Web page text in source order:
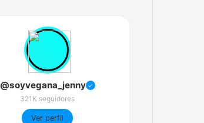
@soyvegana_jenny ✓
321K seguidores
Ver perfil